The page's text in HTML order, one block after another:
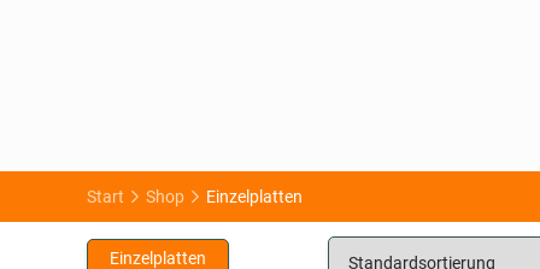
Start Shop Einzelplatten
Einzelplatten